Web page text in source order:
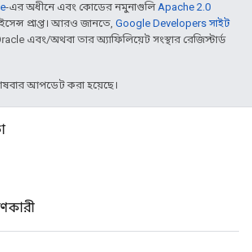
-এর অধীনে এবং কোডের নমুনাগুলিApache 2.0
প্রাপ্ত। আরও জানতে, Google Developers সাইট
এবং/অথবা তার অ্যাফিলিয়েট সংস্থার রেজিস্টার্ড
আপডেট করা হয়েছে।